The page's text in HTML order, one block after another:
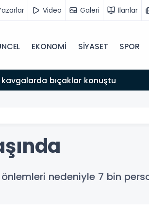
Video Galeri İlanlar
EKONOMİ SİYASET SPOR
bıçaklar konuştu
nedeniyle 7 bin